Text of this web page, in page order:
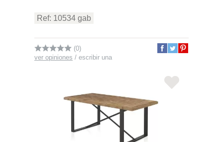
Ref: 10534 gab
(0)
ver opiniones / escribir una